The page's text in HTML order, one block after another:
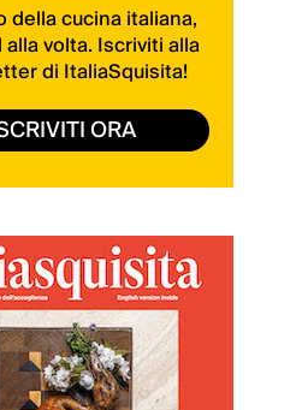
della cucina italiana,
alla volta. Iscriviti alla
di ItaliaSquisita!
ORA